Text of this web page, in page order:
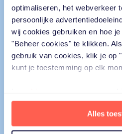
optimaliseren, het webverkeer
persoonlijke
wij cookies gebruiken en hoe
"Beheer cookies" te klikken.
gebruik van cookies, klik je op
kunt je toestemming op elk
Alles